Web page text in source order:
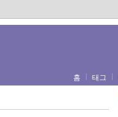
홈 태그